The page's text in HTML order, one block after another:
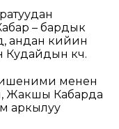
– бардык
андан кийин
күчү.
менен
Жакшы Кабарда
аркылуу